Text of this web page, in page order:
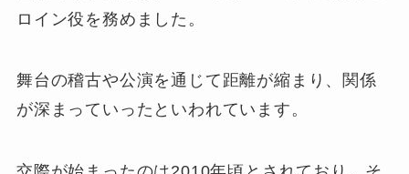
ロイン役を務めました。
舞台の稽古や公演を通じて距離が縮まり、関係
が深まっていったといわれています。